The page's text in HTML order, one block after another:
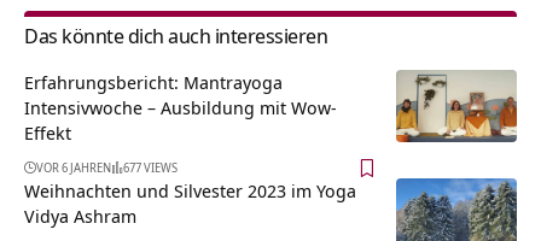
Das könnte dich auch interessieren
Erfahrungsbericht: Mantrayoga
Intensivwoche – Ausbildung mit Wow-
Effekt
VOR 6 JAHREN 677 VIEWS
Weihnachten und Silvester 2023 im Yoga
Vidya Ashram